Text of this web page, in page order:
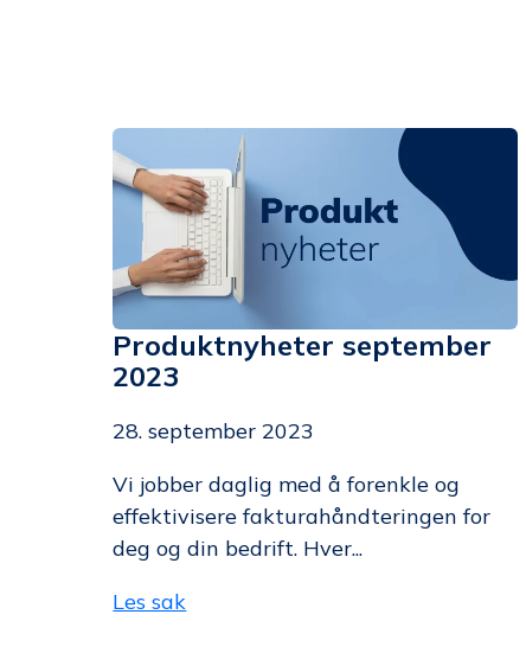
Produktnyheter september
2023
28. september 2023
Vi jobber daglig med å forenkle og
effektivisere fakturahåndteringen for
deg og din bedrift. Hver...
Les sak